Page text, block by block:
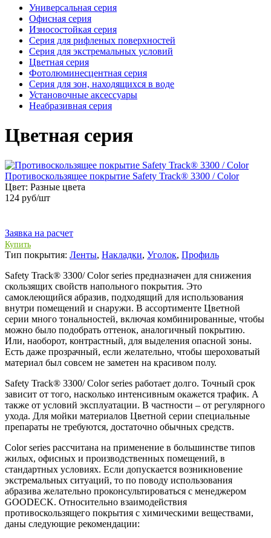
Универсальная серия
Офисная серия
Износостойкая серия
Серия для рифленых поверхностей
Серия для экстремальных условий
Цветная серия
Фотолюминесцентная серия
Серия для зон, находящихся в воде
Установочные аксессуары
Неабразивная серия
Цветная серия
Противоскользящее покрытие Safety Track® 3300 / Color
Цвет: Разные цвета
124 руб/шт
Заявка на расчет
Купить
Тип покрытия: Ленты, Накладки, Уголок, Профиль
Safety Track® 3300/ Color series предназначен для снижения
скользящих свойств напольного покрытия. Это
самоклеющийся абразив, подходящий для использования
внутри помещений и снаружи. В ассортименте Цветной
серии много тональностей, включая комбинированные, чтобы
можно было подобрать оттенок, аналогичный покрытию.
Или, наоборот, контрастный, для выделения опасной зоны.
Есть даже прозрачный, если желательно, чтобы шероховатый
материал был совсем не заметен на красивом полу.
Safety Track® 3300/ Color series работает долго. Точный срок
зависит от того, насколько интенсивным окажется трафик. А
также от условий эксплуатации. В частности – от регулярного
ухода. Для мойки материалов Цветной серии специальные
препараты не требуются, достаточно обычных средств.
Color series рассчитана на применение в большинстве типов
жилых, офисных и производственных помещений, в
стандартных условиях. Если допускается возникновение
экстремальных ситуаций, то по поводу использования
абразива желательно проконсультироваться с менеджером
GOODECK. Относительно взаимодействия
противоскользящего покрытия с химическими веществами,
даны следующие рекомендации: